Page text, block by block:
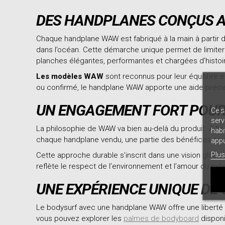
DES HANDPLANES CONÇUS
Chaque handplane WAW est fabriqué à la main à
dans l’océan. Cette démarche unique permet de
planches élégantes, performantes et chargées
Les modèles WAW sont reconnus pour leur équilibre
ou confirmé, le handplane WAW apporte une aide
UN ENGAGEMENT FORT
La philosophie de WAW va bien au-delà du produit. À
chaque handplane vendu, une partie des bénéfices
Cette approche durable s’inscrit dans une vision
reflète le respect de l’environnement et l’amour du
UNE EXPÉRIENCE UNIQUE DE
Le bodysurf avec une handplane WAW offre une
vous pouvez explorer les palmes de bodyboard
Ce